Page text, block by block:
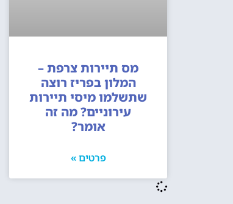
מס תיירות צרפת –
המלון בפריז רוצה
שתשלמו מיסי תיירות
עירוניים? מה זה
אומר?
פרטים »